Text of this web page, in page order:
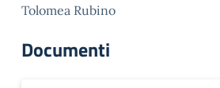
Tolomea Rubino
Documenti